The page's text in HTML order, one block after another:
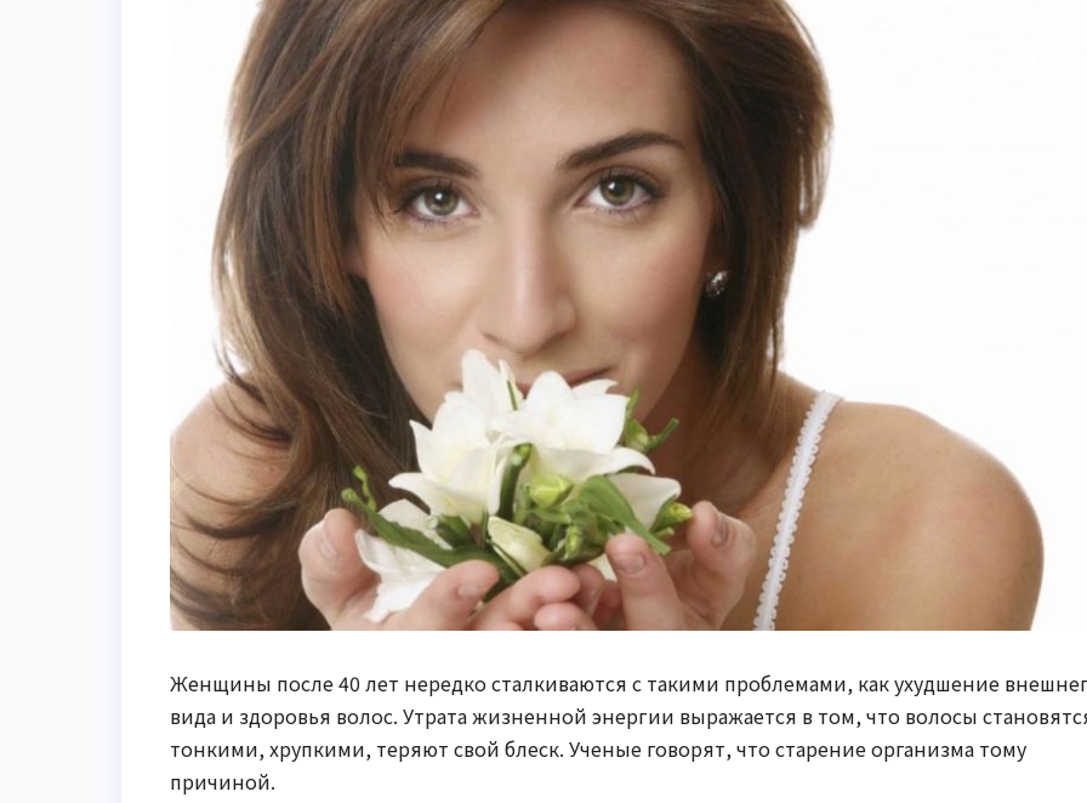
Женщины после 40 лет нередко сталкиваются с такими проблемами, как ухудшение
вида и здоровья волос. Утрата жизненной энергии выражается в том, что волосы
тонкими, хрупкими, теряют свой блеск. Ученые говорят, что старение организма тому
причиной.